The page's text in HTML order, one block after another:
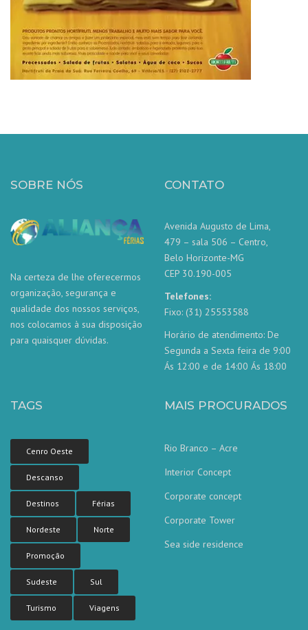
SOBRE NÓS
Na certeza de lhe oferecermos
organização, segurança e
qualidade dos nossos serviços,
nos colocamos à sua disposição
para quaisquer dúvidas.
CONTATO
Avenida Augusto de Lima,
479 – sala 506 – Centro,
Belo Horizonte-MG
CEP 30.190-005
Telefones:
Fixo: (31) 25553588
Horário de atendimento: De
Segunda a Sexta feira de 9:00
Ás 12:00 e de 14:00 Ás 18:00
TAGS
Cenro Oeste
Descanso
Destinos Férias
Nordeste Norte
Promoção
Sudeste Sul
Turismo Viagens
MAIS PROCURADOS
Rio Branco – Acre
Interior Concept
Corporate concept
Corporate Tower
Sea side residence
Nossa equipe de atendimento ao